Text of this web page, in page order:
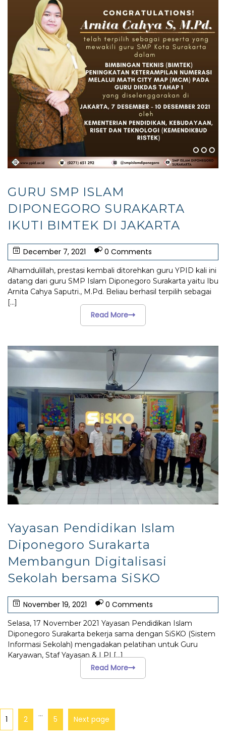
GURU SMP ISLAM
DIPONEGORO SURAKARTA
IKUTI BIMTEK DI JAKARTA
December 7, 2021 0 Comments
Alhamdulillah, prestasi kembali ditorehkan guru YPID kali ini
datang dari guru SMP Islam Diponegoro Surakarta yaitu Ibu
Arnita Cahya Saputri., M.Pd. Beliau berhasil terpilih sebagai
[...]
Read More
Yayasan Pendidikan Islam
Diponegoro Surakarta
Membangun Digitalisasi
Sekolah bersama SiSKO
November 19, 2021 0 Comments
Selasa, 17 November 2021 Yayasan Pendidikan Islam
Diponegoro Surakarta bekerja sama dengan SiSKO (Sistem
Informasi Sekolah) mengadakan pelatihan untuk Guru
Karyawan, Staf Yayasan & LPI [...]
Read More
1 2
…
5 Next page